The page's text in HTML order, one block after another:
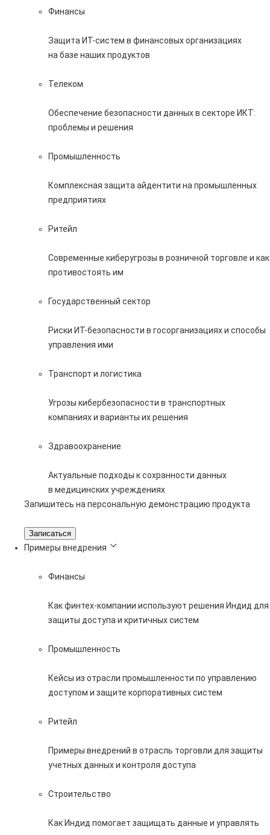
Финансы
Защита ИТ-систем в финансовых организациях
на базе наших продуктов
Телеком
Обеспечение безопасности данных в секторе ИКТ:
проблемы и решения
Промышленность
Комплексная защита айдентити на промышленных
предприятиях
Ритейл
Современные киберугрозы в розничной торговле и как
противостоять им
Государственный сектор
Риски ИТ-безопасности в госорганизациях и способы
управления ими
Транспорт и логистика
Угрозы кибербезопасности в транспортных
компаниях и варианты их решения
Здравоохранение
Актуальные подходы к сохранности данных
в медицинских учреждениях
Запишитесь на персональную демонстрацию продукта
Записаться
Примеры внедрения
Финансы
Как финтех-компании используют решения Индид для
защиты доступа и критичных систем
Промышленность
Кейсы из отрасли промышленности по управлению
доступом и защите корпоративных систем
Ритейл
Примеры внедрений в отрасль торговли для защиты
учетных данных и контроля доступа
Строительство
Как Индид помогает защищать данные и управлять